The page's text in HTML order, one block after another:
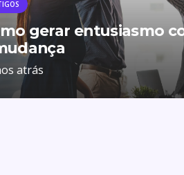
gerar entusiasmo
atrás